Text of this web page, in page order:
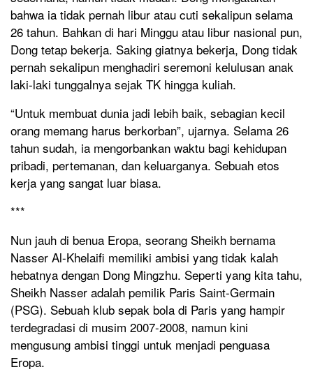
bahwa ia tidak pernah libur atau cuti sekalipun selama
26 tahun. Bahkan di hari Minggu atau libur nasional pun,
Dong tetap bekerja. Saking giatnya bekerja, Dong tidak
pernah sekalipun menghadiri seremoni kelulusan anak
laki-laki tunggalnya sejak TK hingga kuliah.
“Untuk membuat dunia jadi lebih baik, sebagian kecil
orang memang harus berkorban”, ujarnya. Selama 26
tahun sudah, ia mengorbankan waktu bagi kehidupan
pribadi, pertemanan, dan keluarganya. Sebuah etos
kerja yang sangat luar biasa.
***
Nun jauh di benua Eropa, seorang Sheikh bernama
Nasser Al-Khelaifi memiliki ambisi yang tidak kalah
hebatnya dengan Dong Mingzhu. Seperti yang kita tahu,
Sheikh Nasser adalah pemilik Paris Saint-Germain
(PSG). Sebuah klub sepak bola di Paris yang hampir
terdegradasi di musim 2007-2008, namun kini
mengusung ambisi tinggi untuk menjadi penguasa
Eropa.